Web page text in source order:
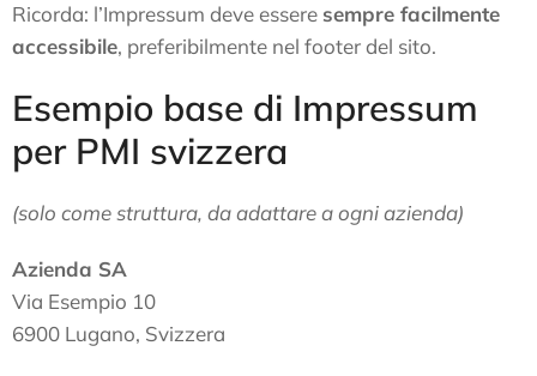
Ricorda: l’Impressum deve essere sempre facilmente
accessibile, preferibilmente nel footer del sito.
Esempio base di Impressum
per PMI svizzera
(solo come struttura, da adattare a ogni azienda)
Azienda SA
Via Esempio 10
6900 Lugano, Svizzera